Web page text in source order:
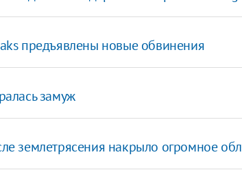
предъявлены новые обвинения
замуж
землетрясения накрыло огромное